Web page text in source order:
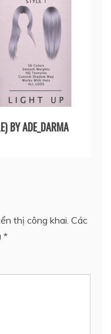
BY ADE_DARMA
thị công khai. Các
*